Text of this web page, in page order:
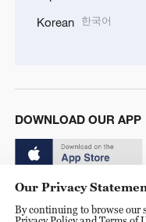
Korean 한국어
DOWNLOAD OUR APP
Our Privacy
By continuing to browse our